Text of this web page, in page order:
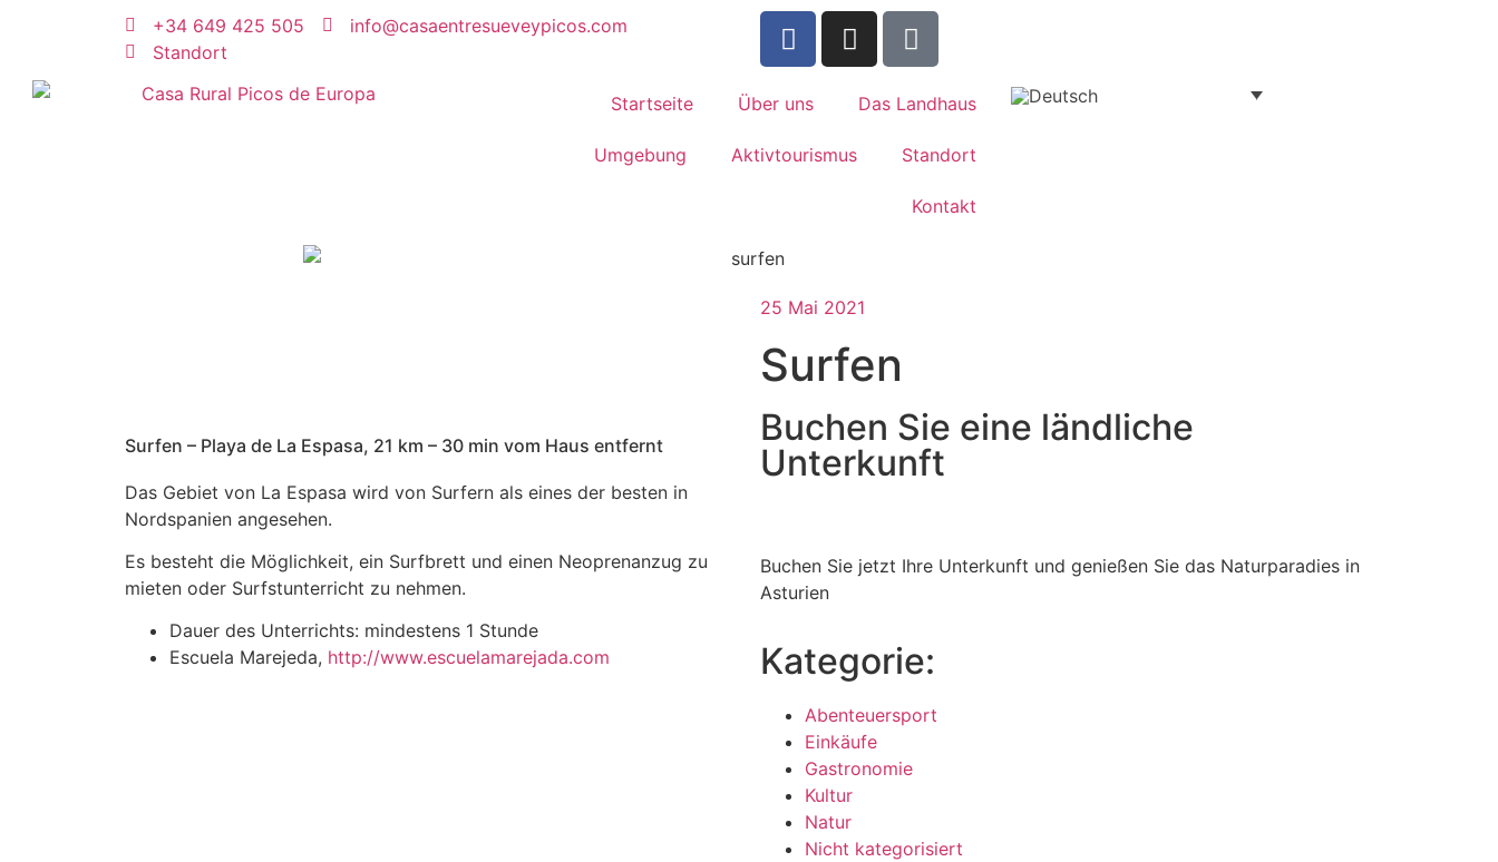
+34 649 425 505
info@casaentresueveypicos.com
Standort
Startseite Über uns Das Landhaus
Umgebung Aktivtourismus Standort
Kontakt
25 Mai 2021
Surfen
Surfen – Playa de La Espasa, 21 km – 30 min vom Haus entfernt
Das Gebiet von La Espasa wird von Surfern als eines der besten in
Nordspanien angesehen.
Es besteht die Möglichkeit, ein Surfbrett und einen Neoprenanzug zu
mieten oder Surfstunterricht zu nehmen.
Dauer des Unterrichts: mindestens 1 Stunde
Escuela Marejeda, http://www.escuelamarejada.com
Buchen Sie eine ländliche
Unterkunft
Buchen Sie jetzt Ihre Unterkunft und genießen Sie das Naturparadies in
Asturien
Kategorie:
Abenteuersport
Einkäufe
Gastronomie
Kultur
Natur
Nicht kategorisiert